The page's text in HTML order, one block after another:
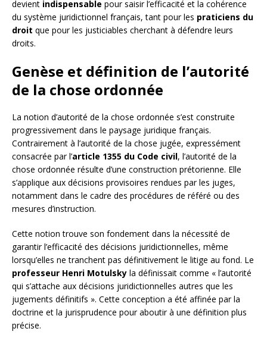
devient indispensable pour saisir l’efficacité et la cohérence
du système juridictionnel français, tant pour les praticiens du
droit que pour les justiciables cherchant à défendre leurs
droits.
Genèse et définition de l’autorité
de la chose ordonnée
La notion d’autorité de la chose ordonnée s’est construite
progressivement dans le paysage juridique français.
Contrairement à l’autorité de la chose jugée, expressément
consacrée par l’article 1355 du Code civil, l’autorité de la
chose ordonnée résulte d’une construction prétorienne. Elle
s’applique aux décisions provisoires rendues par les juges,
notamment dans le cadre des procédures de référé ou des
mesures d’instruction.
Cette notion trouve son fondement dans la nécessité de
garantir l’efficacité des décisions juridictionnelles, même
lorsqu’elles ne tranchent pas définitivement le litige au fond. Le
professeur Henri Motulsky la définissait comme « l’autorité
qui s’attache aux décisions juridictionnelles autres que les
jugements définitifs ». Cette conception a été affinée par la
doctrine et la jurisprudence pour aboutir à une définition plus
précise.